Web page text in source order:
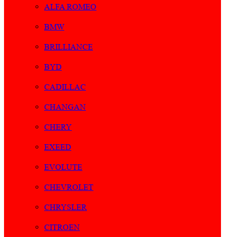
ALFA ROMEO
BMW
BRILLIANCE
BYD
CADILLAC
CHANGAN
CHERY
EXEED
EVOLUTE
CHEVROLET
CHRYSLER
CITROEN